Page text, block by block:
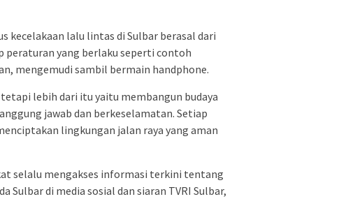
kecelakaan lalu lintas di Sulbar berasal dari
peraturan yang berlaku seperti contoh
mengemudi sambil bermain handphone.
lebih dari itu yaitu membangun budaya
jawab dan berkeselamatan. Setiap
lingkungan jalan raya yang aman
selalu mengakses informasi terkini tentang
di media sosial dan siaran TVRI Sulbar,